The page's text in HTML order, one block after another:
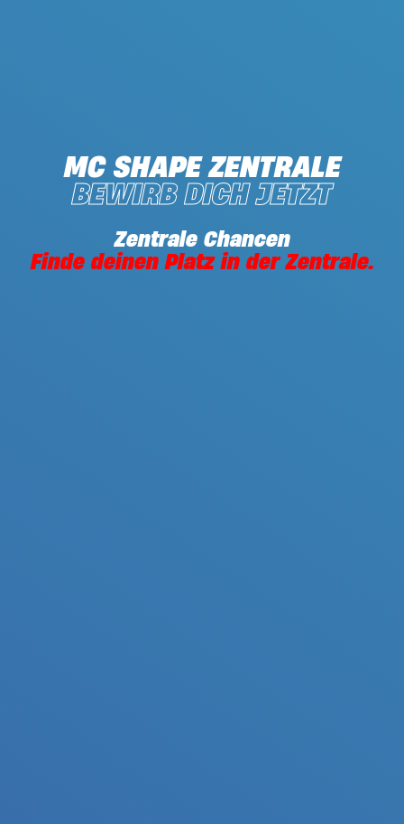
MC SHAPE ZENTRALE
BEWIRB DICH JETZT
Zentrale Chancen
Finde deinen Platz in der Zentrale.